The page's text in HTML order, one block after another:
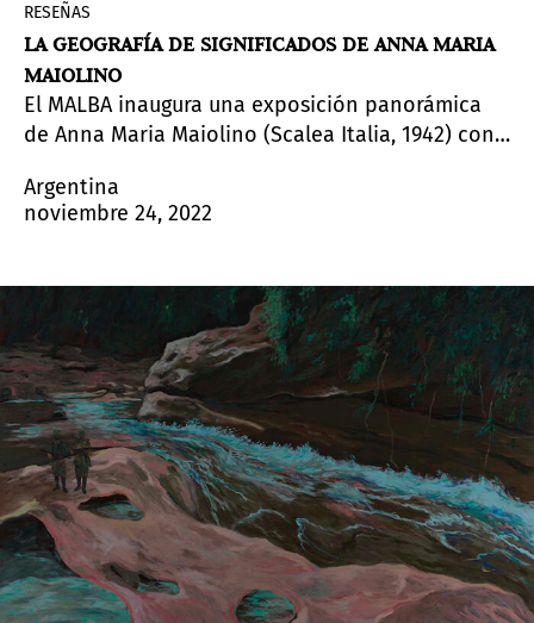
RESEÑAS
LA GEOGRAFÍA DE SIGNIFICADOS DE ANNA MARIA
MAIOLINO
El MALBA inaugura una exposición panorámica
de Anna Maria Maiolino (Scalea Italia, 1942) con
pinturas, dibujos, xilograbados, esculturas,
fotografías, videos, piezas sonoras e
espíritu prismático de la artista.
Argentina
noviembre 24, 2022